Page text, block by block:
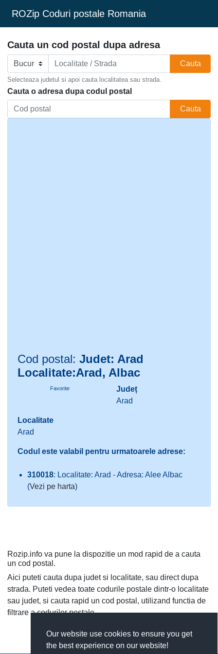
Our website use cookies to ensure you get
the best experience on our website!
ROZip Coduri postale Romania
Cauta un cod postal dupa adresa
Cauta
Selecteaza judetul si apoi cauta localitatea sau strada.
Cauta o adresa dupa codul postal
Cauta
Cod postal: Judet: Arad
Localitate:Arad, Albac
Favorite
Județ
Arad
Localitate
Arad
Codul este valabil pentru urmatoarele adrese:
310018: Localitate: Arad - Adresa: Alee Albac
(Vezi pe harta)
Rozip.info va pune la dispozitie un mod rapid de a cauta
un cod postal.
Aici puteti cauta dupa judet si localitate, sau direct dupa
strada. Puteti vedea toate codurile postale dintr-o localitate
sau judet, si cauta rapid un cod postal, utilizand functia de
filtrare a codurilor postale.